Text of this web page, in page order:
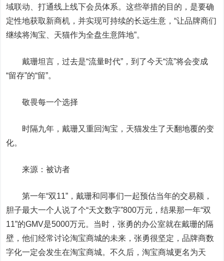
域联动、打通线上线下会员体系。这些举措的目的，是要确
定性地获取新商机，并实现可持续的长远生意，“让品牌商们
继续将淘宝、天猫作为全盘生意阵地”。
戴珊坦言，过去是“流量时代”，到了今天“流”将会变成
“留存”的“留”。
敬畏每一个选择
时隔九年，戴珊又重回淘宝，天猫发生了天翻地覆的变
化。
来源：被访者
第一年“双11”，戴珊和同事们一起预估当年的交易额，
胆子最大一个人说了个“天文数字”800万元，结果那一年“双
11”的GMV是5000万元。当时，张勇的办公室就在戴珊的隔
壁，他们经常讨论淘宝商城的未来，张勇很坚定，品牌商数
字化一定会发生在淘宝商城。不久后，淘宝商城更名为天